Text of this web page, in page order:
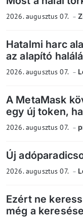
2026. augusztus 07.
Hatalmi harc
az alapító
2026. augusztus 07.
A MetaMask
egy új token,
2026. augusztus 07.
Új
2026. augusztus 07.
Ezért ne
még a